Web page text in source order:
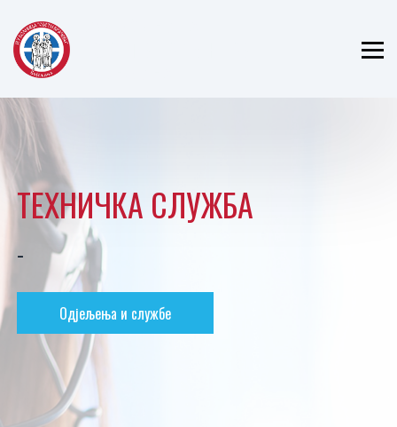
ТЕХНИЧКА СЛУЖБА
-
Одјељења и службе